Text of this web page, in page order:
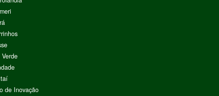
de Inovação